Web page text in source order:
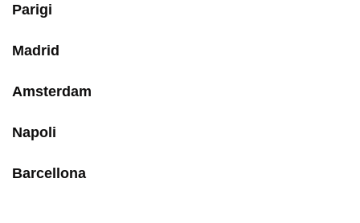
Parigi
Madrid
Amsterdam
Napoli
Barcellona